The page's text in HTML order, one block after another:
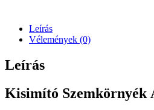
Leírás
Vélemények (0)
Leírás
Kisimító Szemkörnyék